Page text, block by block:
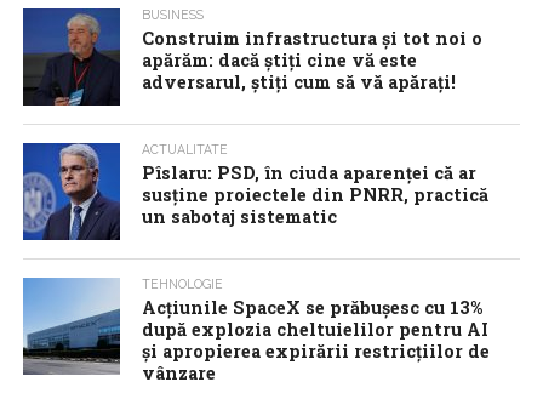
BUSINESS
Construim infrastructura și tot noi o
apărăm: dacă știți cine vă este
adversarul, știți cum să vă apărați!
ACTUALITATE
Pîslaru: PSD, în ciuda aparenței că ar
susține proiectele din PNRR, practică
un sabotaj sistematic
TEHNOLOGIE
Acţiunile SpaceX se prăbuşesc cu 13%
după explozia cheltuielilor pentru AI
şi apropierea expirării restricţiilor de
vânzare